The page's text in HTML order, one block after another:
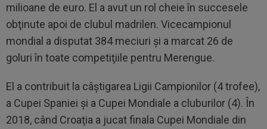
milioane de euro. El a avut un rol cheie în succesele
obţinute apoi de clubul madrilen. Vicecampionul
mondial a disputat 384 meciuri şi a marcat 26 de
goluri în toate competiţiile pentru Merengue.
El a contribuit la câştigarea Ligii Campionilor (4 trofee),
a Cupei Spaniei şi a Cupei Mondiale a cluburilor (4). În
2018, când Croaţia a jucat finala Cupei Mondiale din